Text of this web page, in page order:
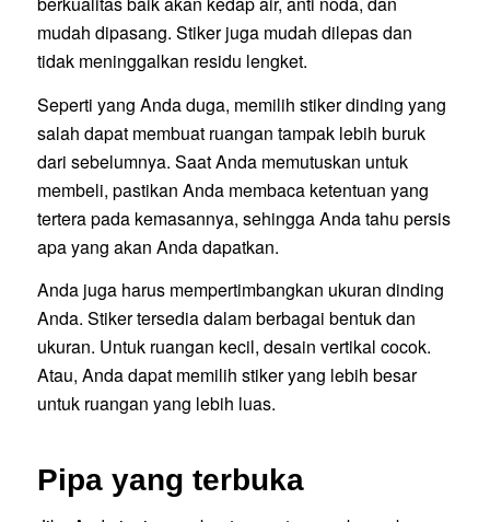
mudah dipasang. Stiker juga mudah dilepas dan
tidak meninggalkan residu lengket.
Seperti yang Anda duga, memilih stiker dinding yang
salah dapat membuat ruangan tampak lebih buruk
dari sebelumnya. Saat Anda memutuskan untuk
membeli, pastikan Anda membaca ketentuan yang
tertera pada kemasannya, sehingga Anda tahu persis
apa yang akan Anda dapatkan.
Anda juga harus mempertimbangkan ukuran dinding
Anda. Stiker tersedia dalam berbagai bentuk dan
ukuran. Untuk ruangan kecil, desain vertikal cocok.
Atau, Anda dapat memilih stiker yang lebih besar
untuk ruangan yang lebih luas.
Pipa yang terbuka